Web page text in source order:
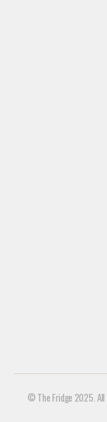
© The Fridge 2025. All